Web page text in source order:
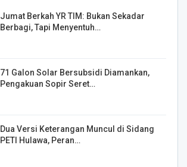
Jumat Berkah YR TIM: Bukan Sekadar
Berbagi, Tapi Menyentuh…
71 Galon Solar Bersubsidi Diamankan,
Pengakuan Sopir Seret…
Dua Versi Keterangan Muncul di Sidang
PETI Hulawa, Peran…